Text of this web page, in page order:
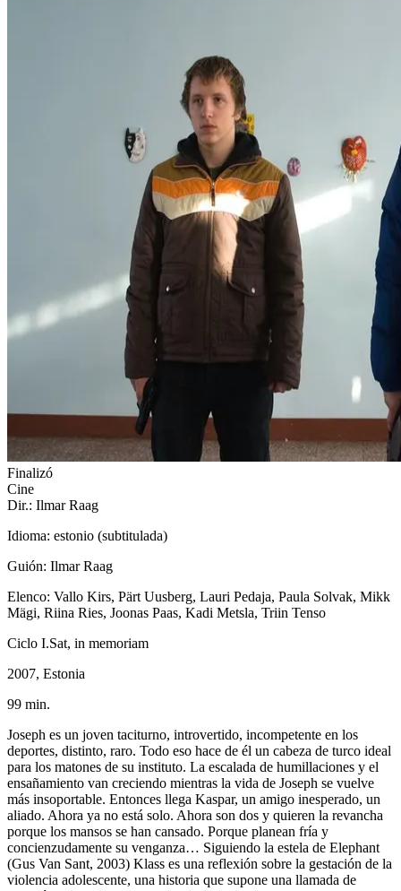
Finalizó
Cine
Dir.: Ilmar Raag
Idioma: estonio (subtitulada)
Guión: Ilmar Raag
Elenco: Vallo Kirs, Pärt Uusberg, Lauri Pedaja, Paula Solvak, Mikk
Mägi, Riina Ries, Joonas Paas, Kadi Metsla, Triin Tenso
Ciclo I.Sat, in memoriam
2007, Estonia
99 min.
Joseph es un joven taciturno, introvertido, incompetente en los
deportes, distinto, raro. Todo eso hace de él un cabeza de turco ideal
para los matones de su instituto. La escalada de humillaciones y el
ensañamiento van creciendo mientras la vida de Joseph se vuelve
más insoportable. Entonces llega Kaspar, un amigo inesperado, un
aliado. Ahora ya no está solo. Ahora son dos y quieren la revancha
porque los mansos se han cansado. Porque planean fría y
concienzudamente su venganza… Siguiendo la estela de Elephant
(Gus Van Sant, 2003) Klass es una reflexión sobre la gestación de la
violencia adolescente, una historia que supone una llamada de